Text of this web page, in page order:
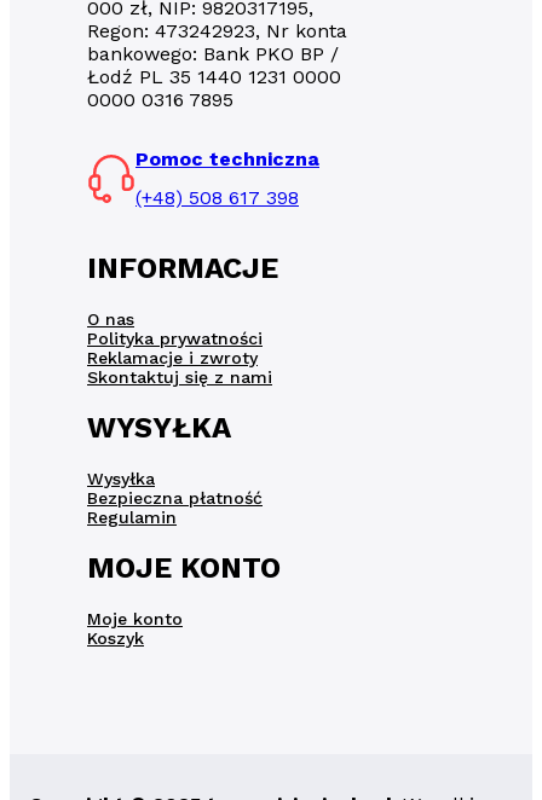
000 zł, NIP: 9820317195,
Regon: 473242923, Nr konta
bankowego: Bank PKO BP /
Łodź PL 35 1440 1231 0000
0000 0316 7895
Pomoc techniczna
(+48) 508 617 398
INFORMACJE
O nas
Polityka prywatności
Reklamacje i zwroty
Skontaktuj się z nami
WYSYŁKA
Wysyłka
Bezpieczna płatność
Regulamin
MOJE KONTO
Moje konto
Koszyk